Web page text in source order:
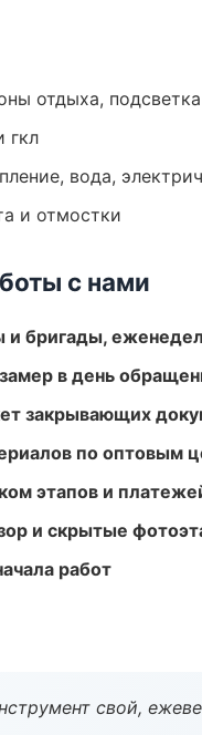
отдыха, подсветка
гкл
вода,
и отмостки
с нами
и бригады,
в день
закрывающих
по оптовым
этапов и
и скрытые
работ
свой,